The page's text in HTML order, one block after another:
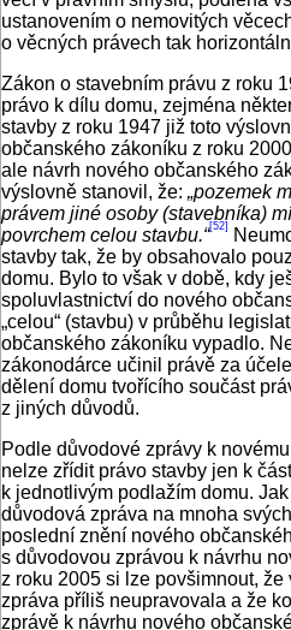
ustanovením o nemovitých
o věcných právech tak
Zákon o stavebním právu z roku
právo k dílu domu, zejména
stavby z roku 1947 již toto
občanského zákoníku z roku 2000
ale návrh nového občanského
výslovně stanovil, že: „pozemek
právem jiné osoby (stavebníka)
povrchem celou stavbu.“[52]
stavby tak, že by obsahovalo
domu. Bylo to však v době, kdy
spoluvlastnictví do nového
„celou“ (stavbu) v průběhu
občanského zákoníku vypadlo.
zákonodárce učinil právě za
dělení domu tvořícího součást
z jiných důvodů.
Podle důvodové zprávy k
nelze zřídit právo stavby jen k
k jednotlivým podlažím domu.
důvodová zpráva na mnoha
poslední znění nového
s důvodovou zprávou k návrhu
z roku 2005 si lze povšimnout,
zpráva příliš neupravovala a že
zprávě k návrhu nového